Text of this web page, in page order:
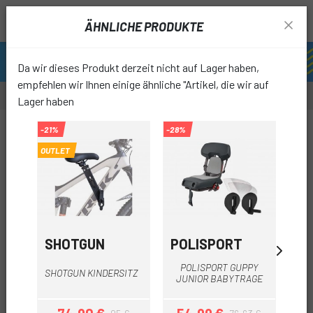
ÄHNLICHE PRODUKTE
Da wir dieses Produkt derzeit nicht auf Lager haben,
empfehlen wir Ihnen einige ähnliche "Artikel, die wir auf
Lager haben
-21%
OUTLET
SHOTGUN
SHOTGUN KINDERSITZ
-28%
POLISPORT
POLISPORT GUPPY
JUNIOR BABYTRAGE